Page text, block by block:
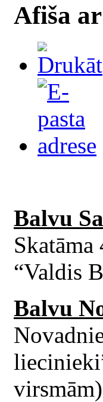
Afiša
Balvu
Skatāma
“Valdis
Balvu